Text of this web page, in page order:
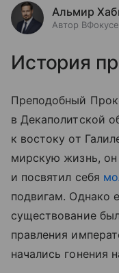
Альмир
Автор
История
Преподобный
в Декаполитской
к востоку от
мирскую жизнь,
и посвятил себя
подвигам. Однако
существование
правления
начались гонения